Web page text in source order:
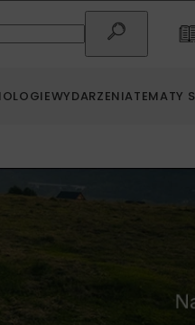
WYDARZENIATEMATY